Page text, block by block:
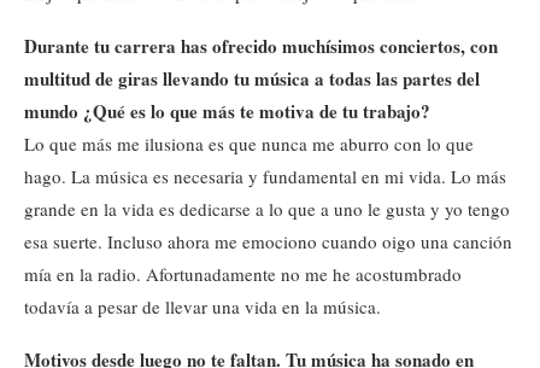
Durante tu carrera has ofrecido muchísimos conciertos, con
multitud de giras llevando tu música a todas las partes del
mundo ¿Qué es lo que más te motiva de tu trabajo?
Lo que más me ilusiona es que nunca me aburro con lo que
hago. La música es necesaria y fundamental en mi vida. Lo más
grande en la vida es dedicarse a lo que a uno le gusta y yo tengo
esa suerte. Incluso ahora me emociono cuando oigo una canción
mía en la radio. Afortunadamente no me he acostumbrado
todavía a pesar de llevar una vida en la música.
Motivos desde luego no te faltan. Tu música ha sonado en